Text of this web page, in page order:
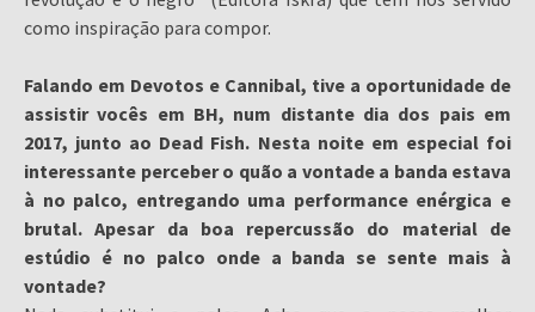
como inspiração para compor.
Falando em Devotos e Cannibal, tive a oportunidade de
assistir vocês em BH, num distante dia dos pais em
2017, junto ao Dead Fish. Nesta noite em especial foi
interessante perceber o quão a vontade a banda estava
à no palco, entregando uma performance enérgica e
brutal. Apesar da boa repercussão do material de
estúdio é no palco onde a banda se sente mais à
vontade?